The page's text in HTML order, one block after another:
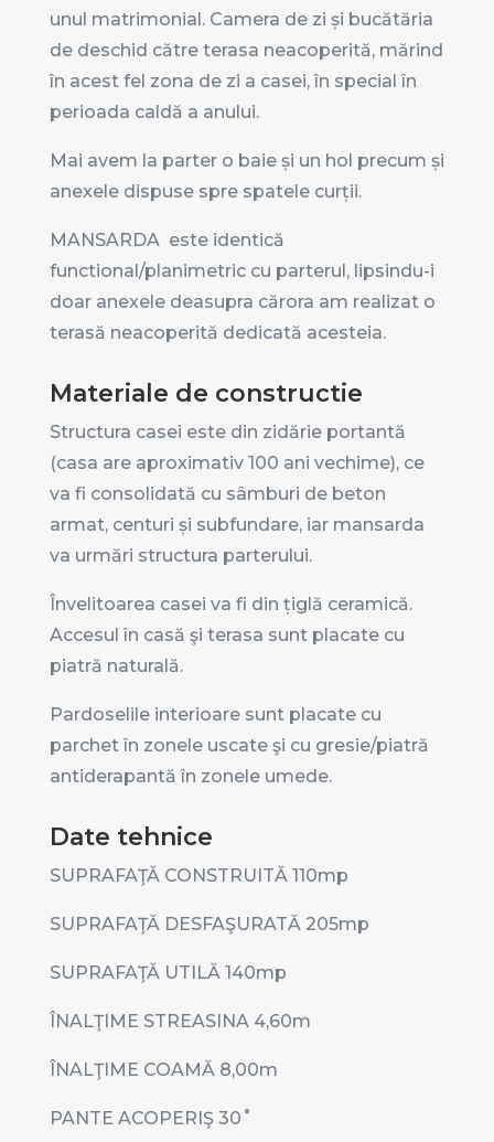
unul matrimonial. Camera de zi și bucătăria
de deschid către terasa neacoperită, mărind
în acest fel zona de zi a casei, în special în
perioada caldă a anului.
Mai avem la parter o baie și un hol precum și
anexele dispuse spre spatele curții.
MANSARDA este identică
functional/planimetric cu parterul, lipsindu-i
doar anexele deasupra cărora am realizat o
terasă neacoperită dedicată acesteia.
Materiale de constructie
Structura casei este din zidărie portantă
(casa are aproximativ 100 ani vechime), ce
va fi consolidată cu sâmburi de beton
armat, centuri și subfundare, iar mansarda
va urmări structura parterului.
Învelitoarea casei va fi din țiglă ceramică.
Accesul în casă şi terasa sunt placate cu
piatră naturală.
Pardoselile interioare sunt placate cu
parchet în zonele uscate şi cu gresie/piatră
antiderapantă în zonele umede.
Date tehnice
SUPRAFAŢĂ CONSTRUITĂ 110mp
SUPRAFAŢĂ DESFAŞURATĂ 205mp
SUPRAFAŢĂ UTILĂ 140mp
ÎNALŢIME STREASINA 4,60m
ÎNALŢIME COAMĂ 8,00m
PANTE ACOPERIŞ 30 ˚